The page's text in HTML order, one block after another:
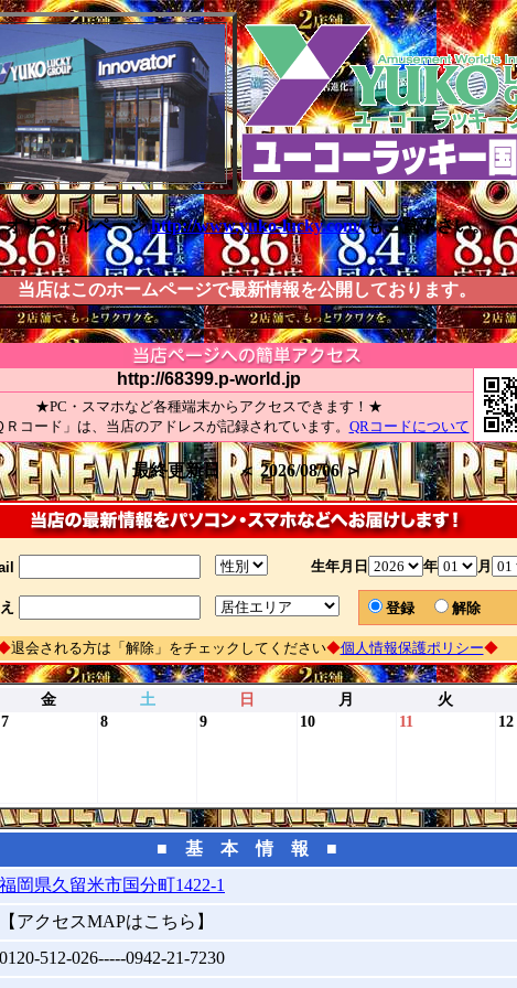
オリジナルページhttp://www.yuko-lucky.com/もご覧下さい。
当店はこのホームページで最新情報を公開しております。
http://68399.p-world.jp
★PC・スマホなど各種端末からアクセスできます！★
Ｒコード」は、当店のアドレスが記録されています。 QRコードについて
最終更新日 ＜ 2026/08/06 ＞
生年月日 年 月
登録 解除
退会される方は「解除」をチェックしてください◆個人情報保護ポリシー◆
金 土 日 月 火
7
8 9 10 11 12
■ 基 本 情 報 ■
福岡県久留米市国分町1422-1
【アクセスMAPはこちら】
0120-512-026-----0942-21-7230